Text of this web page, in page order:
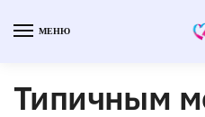
МЕНЮ
Типичным